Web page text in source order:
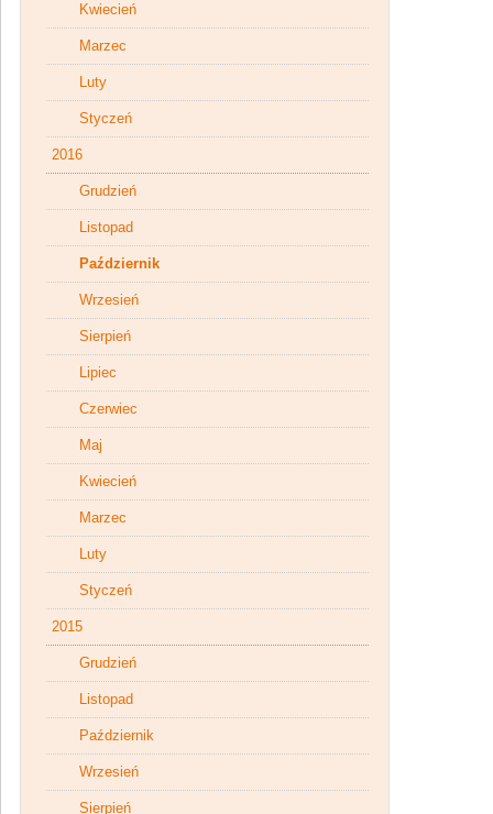
Kwiecień
Marzec
Luty
Styczeń
2016
Grudzień
Listopad
Październik
Wrzesień
Sierpień
Lipiec
Czerwiec
Maj
Kwiecień
Marzec
Luty
Styczeń
2015
Grudzień
Listopad
Październik
Wrzesień
Sierpień